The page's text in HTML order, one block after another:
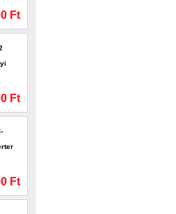
Ft
Ft
Ft